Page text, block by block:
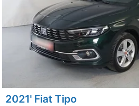
2021' Fiat Tipo